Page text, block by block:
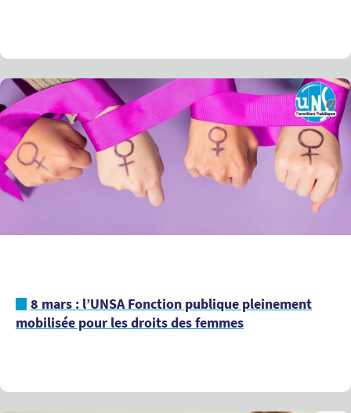
8 mars : l’UNSA Fonction publique pleinement
mobilisée pour les droits des femmes